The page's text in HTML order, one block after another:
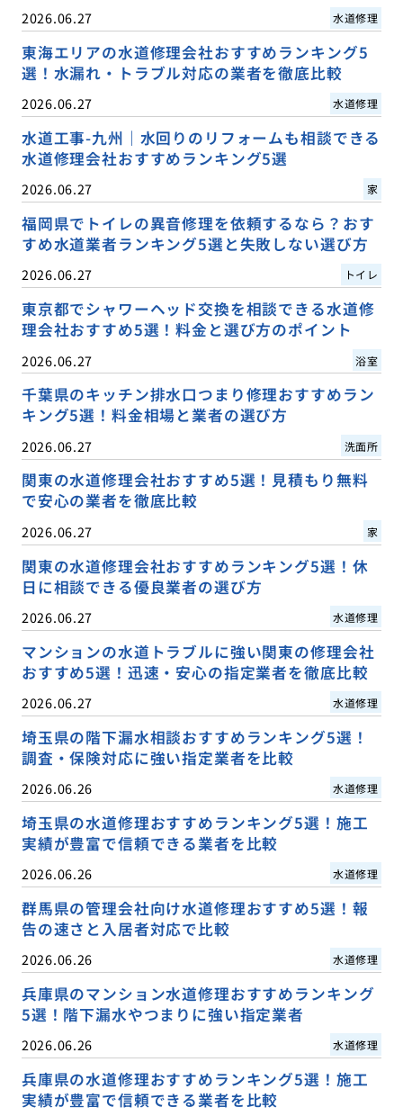
2026.06.27 水道修理
東海エリアの水道修理会社おすすめランキング5
選！水漏れ・トラブル対応の業者を徹底比較
2026.06.27 水道修理
水道工事-九州｜水回りのリフォームも相談できる
水道修理会社おすすめランキング5選
2026.06.27 家
福岡県でトイレの異音修理を依頼するなら？おす
すめ水道業者ランキング5選と失敗しない選び方
2026.06.27 トイレ
東京都でシャワーヘッド交換を相談できる水道修
理会社おすすめ5選！料金と選び方のポイント
2026.06.27 浴室
千葉県のキッチン排水口つまり修理おすすめラン
キング5選！料金相場と業者の選び方
2026.06.27 洗面所
関東の水道修理会社おすすめ5選！見積もり無料
で安心の業者を徹底比較
2026.06.27 家
関東の水道修理会社おすすめランキング5選！休
日に相談できる優良業者の選び方
2026.06.27 水道修理
マンションの水道トラブルに強い関東の修理会社
おすすめ5選！迅速・安心の指定業者を徹底比較
2026.06.27 水道修理
埼玉県の階下漏水相談おすすめランキング5選！
調査・保険対応に強い指定業者を比較
2026.06.26 水道修理
埼玉県の水道修理おすすめランキング5選！施工
実績が豊富で信頼できる業者を比較
2026.06.26 水道修理
群馬県の管理会社向け水道修理おすすめ5選！報
告の速さと入居者対応で比較
2026.06.26 水道修理
兵庫県のマンション水道修理おすすめランキング
5選！階下漏水やつまりに強い指定業者
2026.06.26 水道修理
兵庫県の水道修理おすすめランキング5選！施工
実績が豊富で信頼できる業者を比較